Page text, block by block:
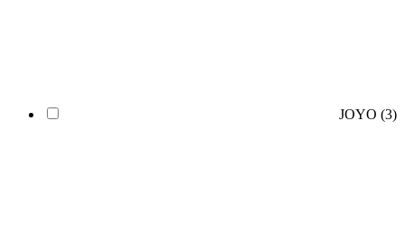
JOYO (3)